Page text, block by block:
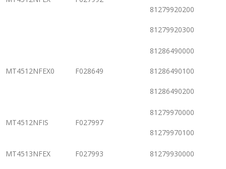
81279920200
81279920300
MT4512NFEX0 F028649
81286490000
81286490100
81286490200
MT4512NFIS F027997
81279970000
81279970100
MT4513NFEX F027993 81279930000